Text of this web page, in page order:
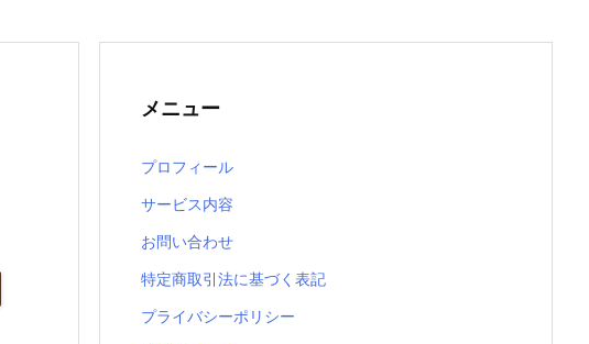
メニュー
プロフィール
サービス内容
お問い合わせ
特定商取引法に基づく表記
プライバシーポリシー